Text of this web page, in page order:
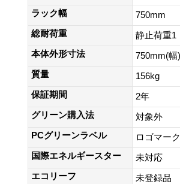
ラック幅
750mm
総耐荷重
静止荷重1
本体外形寸法
750mm(
質量
156kg
保証期間
2年
グリーン購入法
対象外
PCグリーンラベル
ロゴマー
国際エネルギースター
未対応
エコリーフ
未登録品